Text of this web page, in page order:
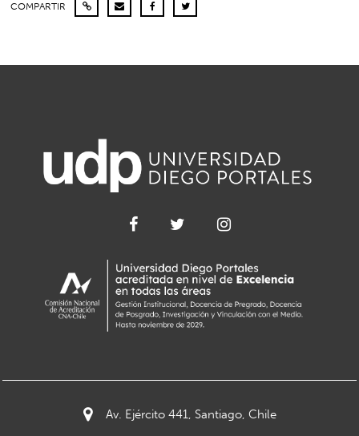
COMPARTIR
Av. Ejército 441, Santiago, Chile